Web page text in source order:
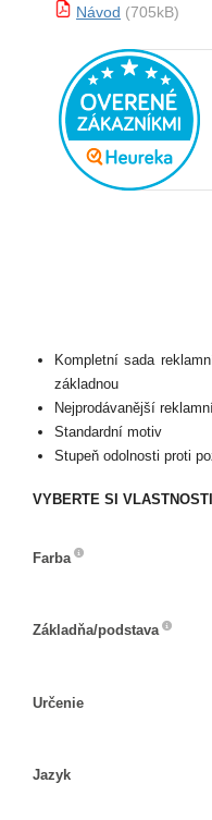
Návod (705kB)
Kompletní sada
základnou
Nejprodávanější
Standardní motiv
Stupeň odolnosti proti
VYBERTE SI
Farba
Základňa/podstava
Určenie
Jazyk